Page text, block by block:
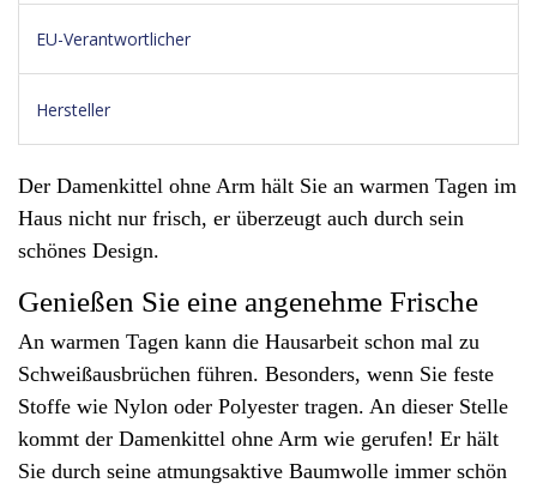
EU-Verantwortlicher
Hersteller
Der Damenkittel ohne Arm hält Sie an warmen Tagen im
Haus nicht nur frisch, er überzeugt auch durch sein
schönes Design.
Genießen Sie eine angenehme Frische
An warmen Tagen kann die Hausarbeit schon mal zu
Schweißausbrüchen führen. Besonders, wenn Sie feste
Stoffe wie Nylon oder Polyester tragen. An dieser Stelle
kommt der Damenkittel ohne Arm wie gerufen! Er hält
Sie durch seine atmungsaktive Baumwolle immer schön